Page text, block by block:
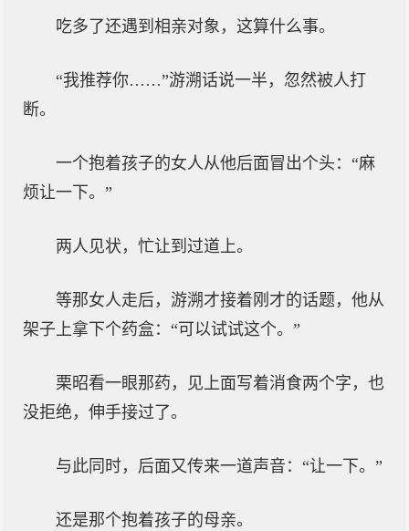
吃多了还遇到相亲对象，这算什么事。
“我推荐你……”游溯话说一半，忽然被人打
断。
一个抱着孩子的女人从他后面冒出个头：“麻
烦让一下。”
两人见状，忙让到过道上。
等那女人走后，游溯才接着刚才的话题，他从
架子上拿下个药盒：“可以试试这个。”
栗昭看一眼那药，见上面写着消食两个字，也
没拒绝，伸手接过了。
与此同时，后面又传来一道声音：“让一下。”
还是那个抱着孩子的母亲。